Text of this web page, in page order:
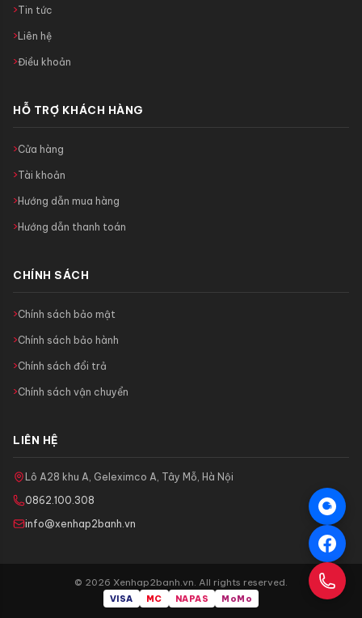
Tin tức
Liên hệ
Điều khoản
HỖ TRỢ KHÁCH HÀNG
Cửa hàng
Tài khoản
Hướng dẫn mua hàng
Hướng dẫn thanh toán
CHÍNH SÁCH
Chính sách bảo mật
Chính sách bảo hành
Chính sách đổi trả
Chính sách vận chuyển
LIÊN HỆ
Lô A28 khu A, Geleximco A, Tây Mỗ, Hà Nội
0862.100.308
info@xenhap2banh.vn
© 2026 Xenhap2banh.vn. All rights reserved.
VISA MC NAPAS MoMo